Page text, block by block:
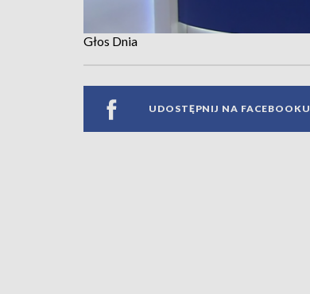
Głos Dnia
UDOSTĘPNIJ NA FACEBOOKU